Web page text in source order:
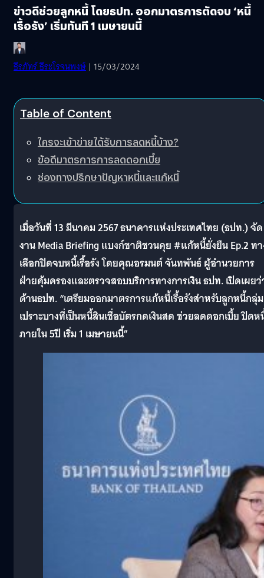
ข่าวดีช่วยลูกหนี้ โดยธปท. ออกมาตรการตัดจบ ‘หนี้
เรื้อรัง’ เริ่มทันที 1 เมษายนนี้
ธีรภัทร์ ธีระโรจนพงษ์ | 15/03/2024
Table of Content
ใครจะเข้าข่ายได้รับการลดหนี้บ้าง?
ข้อดีมาตรการการลดดอกเบี้ย
ช่องทางปรึกษาปัญหาหนี้และแก้หนี้
เมื่อวันที่ 13 มีนาคม 2567 ธนาคารแห่งประเทศไทย (ธปท.) จัด
งาน Media Briefing แบงก์ชาติชวนคุย #แก้หนี้ยั่งยืน Ep.2 ท
เลือกปิดจบหนี้เรื้อรัง โดยคุณอรมนต์ จันทพันธ์ ผู้อำนวยการ
ฝ่ายคุ้มครองและตรวจสอบบริการทางการเงิน ธปท. เปิดเผย
ด้านธปท. “เตรียมออกมาตรการแก้หนี้เรื้อรังสำหรับลูกหนี้กลุ่ม
เปราะบางที่เป็นหนี้สินเชื่อบัตรกดเงินสด ช่วยลดดอกเบี้ย ปิดห
ภายใน 5ปี เริ่ม 1 เมษายนนี้”